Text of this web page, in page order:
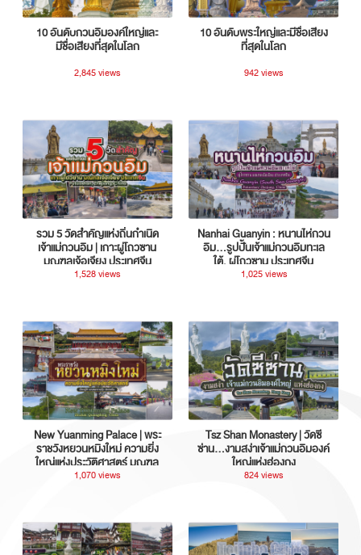
10 อันดับกวนอิมองค์ใหญ่และ
มีชื่อเสียงที่สุดในโลก
2,845 views
10 อันดับพระใหญ่และมีชื่อเสียง
ที่สุดในโลก
942 views
รวม 5 วัดสำคัญแห่งถิ่นกำเนิด
เจ้าแม่กวนอิม | เกาะผู่โถวซาน
มณฑลเจ้อเจียง ประเทศจีน
1,528 views
Nanhai Guanyin : หนานไห่กวน
อิม...รูปปั้นเจ้าแม่กวนอิมทะเล
ใต้, ผู่โถวซาน ประเทศจีน
1,025 views
New Yuanming Palace | พระ
ราชวังหยวนหมิงใหม่ ความยิ่ง
ใหญ่แห่งประวัติศาสตร์ มณฑล
กวางตุ้ง ประเทศจีน
1,070 views
Tsz Shan Monastery | วัดซี
ซ่าน…งามสง่าเจ้าแม่กวนอิมองค์
ใหญ่แห่งฮ่องกง
824 views